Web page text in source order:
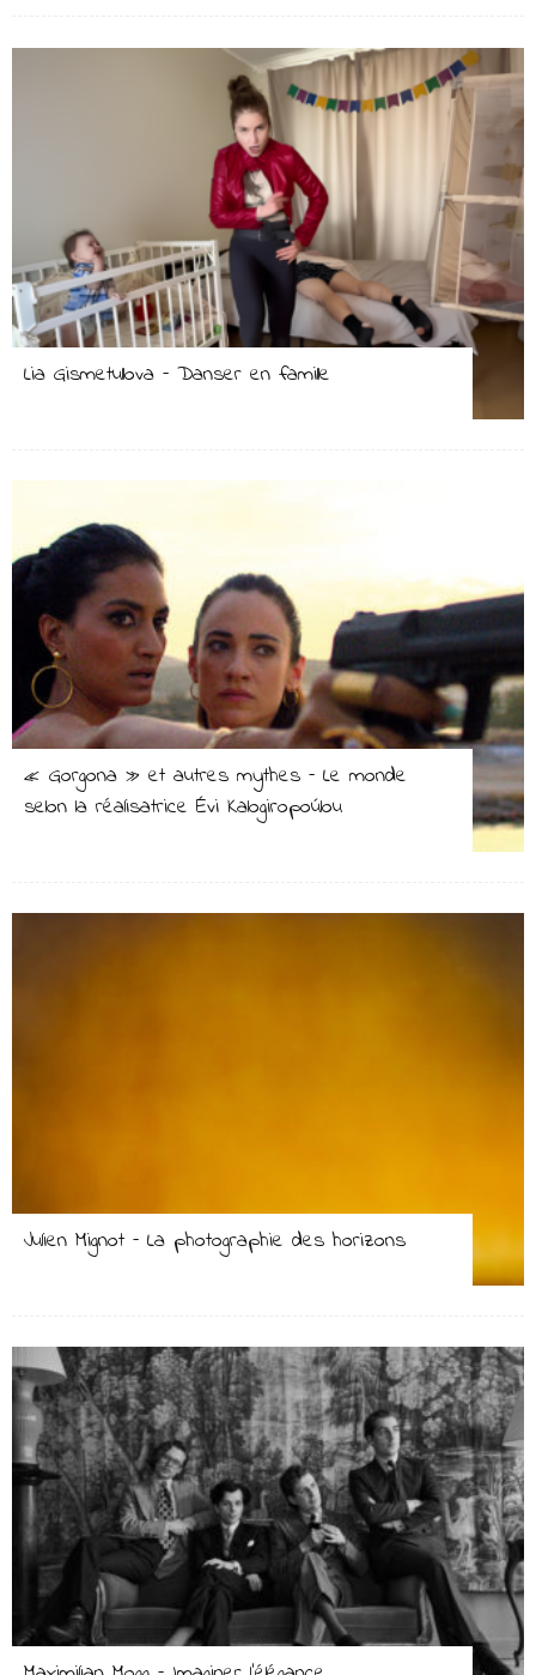
Lia Gismetullova – Danser en famille
« Gorgona » et autres mythes – Le monde
selon la réalisatrice Évi Kalogiropoúlou
Julien Mignot – La photographie des horizons